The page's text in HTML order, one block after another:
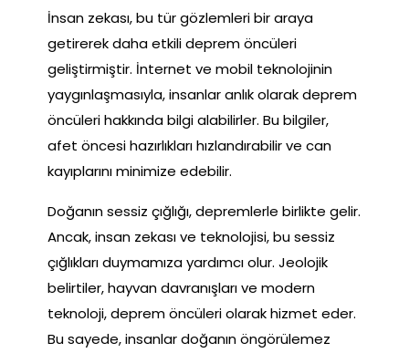
İnsan zekası, bu tür gözlemleri bir araya
getirerek daha etkili deprem öncüleri
geliştirmiştir. İnternet ve mobil teknolojinin
yaygınlaşmasıyla, insanlar anlık olarak deprem
öncüleri hakkında bilgi alabilirler. Bu bilgiler,
afet öncesi hazırlıkları hızlandırabilir ve can
kayıplarını minimize edebilir.
Doğanın sessiz çığlığı, depremlerle birlikte gelir.
Ancak, insan zekası ve teknolojisi, bu sessiz
çığlıkları duymamıza yardımcı olur. Jeolojik
belirtiler, hayvan davranışları ve modern
teknoloji, deprem öncüleri olarak hizmet eder.
Bu sayede, insanlar doğanın öngörülemez